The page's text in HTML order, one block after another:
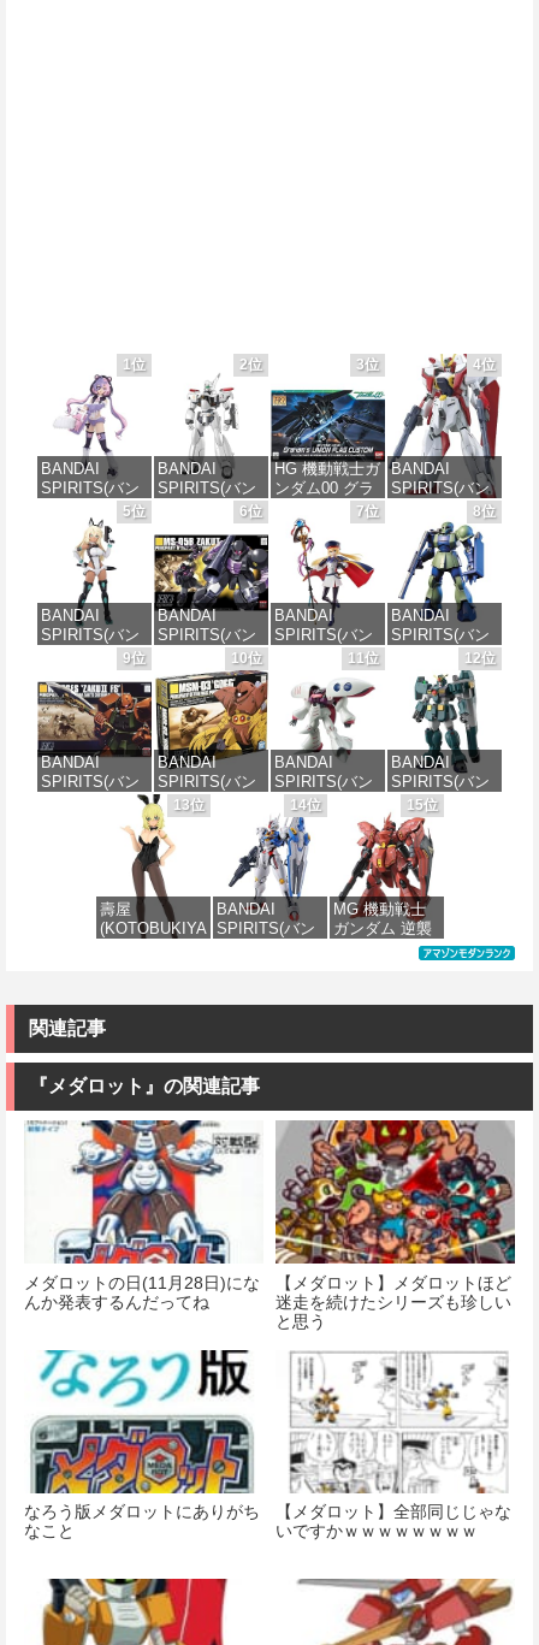
1位
BANDAI
SPIRITS(バン
ダイ スピリッ
ツ) 30MS SIS-
J00 メルンジ
ャ[カラーA] 色
分け済みプラ
モデル
価格：¥4,200
2位
BANDAI
SPIRITS(バン
ダイ スピリッ
ツ) 機動警察パ
トレイバー
EZY RG 1/48
AV-98Plus (イ
ングラム・プ
ラス) 色分け済
みプラモデル
価格：¥6,600
3位
HG 機動戦士ガ
ンダム00 グラ
ハム専用ユニ
オンフラッグ
カスタム 1/144
スケール 色分
け済みプラモ
デル
価格：¥1,800
4位
BANDAI
SPIRITS(バン
ダイ スピリッ
ツ) HGAW 機
動新世紀ガン
ダムX ガンダ
ムエアマスタ
ー 1/144スケー
ル 色分け済み
プラモデル
価格：¥3,600
5位
BANDAI
SPIRITS(バン
ダイスピリッ
ツ) 30MS SIS-
H00 セスティ
エ[カラーC] 色
分け済みプラ
モデル
価格：¥4,450
6位
BANDAI
SPIRITS(バン
ダイ スピリッ
ツ) HGUC 機動
戦士ガンダム
ザクI(黒い三連
星仕様) 1/144
スケール 色分
け済みプラモ
デル
価格：¥2,202
7位
BANDAI
SPIRITS(バン
ダイ スピリッ
Fate/Grand
Order アルトリ
ア・キャスタ
ー 色分け済み
プラモデル
価格：¥7,800
8位
BANDAI
SPIRITS(バン
ダイ スピリッ
ツ) HGUC
1/144 HGUC
MS-05BザクI
(機動戦士ガン
ダム)
価格：¥2,300
9位
BANDAI
SPIRITS(バン
ダイ スピリッ
(ガルマ専用機)
(機動戦士ガン
価格：¥2,982
10位
BANDAI
SPIRITS(バン
ダイ スピリッ
ツ) HGUC 機動
戦士ガンダム
MSM-03 ゴッ
グ 1/144スケー
ル 色分け済み
プラモデル
11位
BANDAI
SPIRITS(バン
ダイ スピリッ
ツ) HGUC 195
機動戦士Zガン
ダム キュベレ
イ 1/144スケー
ル 色分け済み
プラモデル
12位
BANDAI
SPIRITS(バン
ダイ スピリッ
ツ) HG 機動新
世紀ガンダムX
ガンダムレオ
パルド 1/144ス
ケール 色分け
済みプラモデ
ル
13位
壽屋
(KOTOBUKIYA
I〈Bunny
Style〉 全高約
ケール プラモ
デル
価格：¥11,000
14位
BANDAI
SPIRITS(バン
機動戦士ガン
アリアル 1/100
スケール 色分
け済みプラモ
デル
価格：¥4,280
15位
MG 機動戦士
ガンダム 逆襲
のシャア MSN-
ケール 色分け
関連記事
『メダロット』の関連記事
メダロットの日(11月28日)にな
んか発表するんだってね
【メダロット】メダロットほど
迷走を続けたシリーズも珍しい
と思う
なろう版メダロットにありがち
なこと
【メダロット】全部同じじゃな
いですかｗｗｗｗｗｗｗｗ